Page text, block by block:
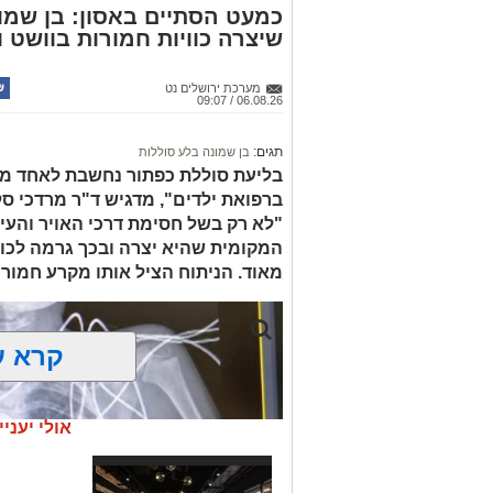
החשודים הועברו לחקירה, ובית
לתאריך 6.8.26.
בפעילות נוספת של בלשי תחנת בית
בסחר בסמים, זוהו על פי החשד שתי
העיר ירושלים נעצרה והועברה להמשיך
מעצרם של החשודים הוארך בבית המשפט.
כמעט הסתיים באסון: בן
שיצרה כוויות חמורות בוושט
מערכת ירושלים נט
06.08.26 / 09:07
תגים: בן שמונה בלע סוללות
בליעת סוללת כפתור נחשבת לאחד
ברפואת ילדים", מדגיש ד"ר מרדכי
"לא רק בשל חסימת דרכי האויר
המקומית שהיא יצרה ובכך גרמה
מאוד. הניתוח הציל אותו מקרע
קרא
אולי